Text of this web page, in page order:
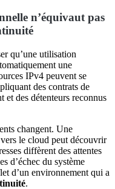
n’équivaut pas
qu’une utilisation
une
IPv4 peuvent se
des contrats de
et des détenteurs reconnus
changent. Une
le cloud peut découvrir
diffèrent des attentes
d’échec du système
d’un environnement qui a
.